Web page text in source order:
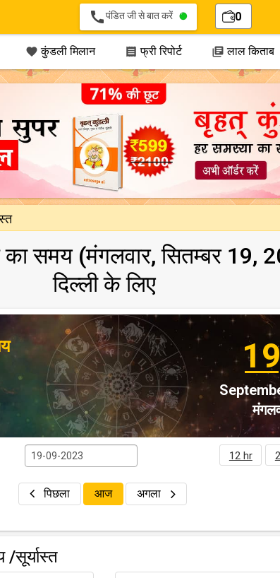
callपंडित जी से बात करें 0
 कुंडली मिलान  फ्री रिपोर्ट  लाल किताब
का समय (मंगलवार, सितम्बर 19,
दिल्ली के लिए
12 hr
पिछला आज अगला
/सूर्यास्त